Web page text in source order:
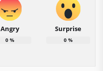
Angry
0%
Surprise
0 %